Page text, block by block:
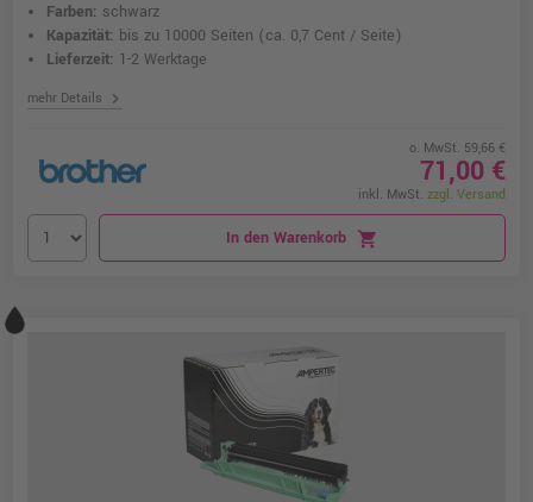
Farben: schwarz
Kapazität: bis zu 10000 Seiten (ca. 0,7 Cent / Seite)
Lieferzeit: 1-2 Werktage
mehr Details chevron_right
o. MwSt. 59,66 €
71,00 €
inkl. MwSt. zzgl. Versand
In den Warenkorb shopping_cart